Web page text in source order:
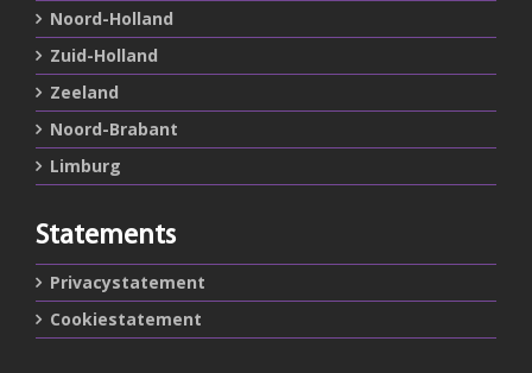
Noord-Holland
Zuid-Holland
Zeeland
Noord-Brabant
Limburg
Statements
Privacystatement
Cookiestatement